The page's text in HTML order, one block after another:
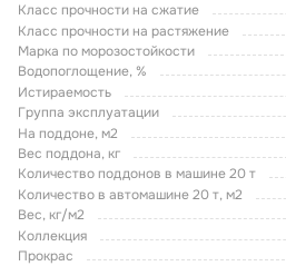
Класс прочности на сжатие
Класс прочности на растяжение
Марка по морозостойкости
Водопоглощение, %
Истираемость
Группа эксплуатации
На поддоне, м2
Вес поддона, кг
Количество поддонов в машине 20 т
Количество в автомашине 20 т, м2
Вес, кг/м2
Коллекция
Прокрас